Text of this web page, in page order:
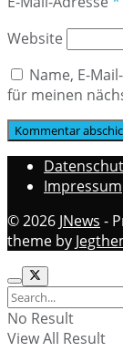
Website
Name, E-
für meinen
Impressum
© 2026 JNews -
theme by
No Result
View All Result